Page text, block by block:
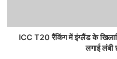
पुलिस और आम जनता के बीच की दूरी को कम
बिना झिझक अपनी शिकायत दर्ज करा
संवेदनशील पुलिसिंग को बढ़ावा दिया जाएगा,
ICC T20 रैंकिंग में इंग्लैंड के
लगाई लंबी